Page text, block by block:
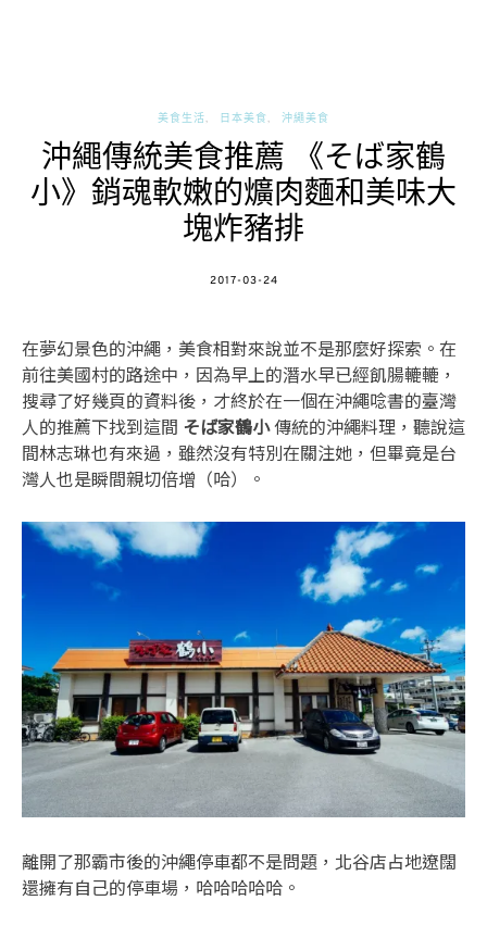
美食生活 日本美食 沖繩美食
沖繩傳統美食推薦 《そば家鶴
小》銷魂軟嫩的爌肉麵和美味大
塊炸豬排
POSTED
2017-03-24
在夢幻景色的沖繩，美食相對來說並不是那麼好探索。在
前往美國村的路途中，因為早上的潛水早已經飢腸轆轆，
搜尋了好幾頁的資料後，才終於在一個在沖繩唸書的臺灣
人的推薦下找到這間 そば家鶴小傳統的沖繩料理，聽說這
間林志琳也有來過，雖然沒有特別在關注她，但畢竟是台
灣人也是瞬間親切倍增（哈）。
離開了那霸市後的沖繩停車都不是問題，北谷店占地遼闊
還擁有自己的停車場，哈哈哈哈哈。